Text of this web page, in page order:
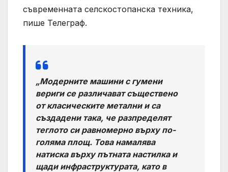
съвременната селскостопанска техника,
пише Телеграф.
„Модерните машини с гумени
вериги се различават съществено
от класическите метални и са
създадени така, че разпределят
теглото си равномерно върху по-
голяма площ. Това намалява
натиска върху пътната настилка и
щади инфраструктурата, като в